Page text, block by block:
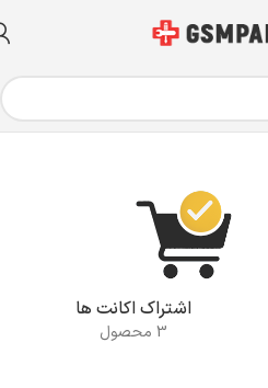
اشتراک اکانت ها
3 محصول